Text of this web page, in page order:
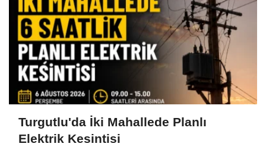
Turgutlu'da İki Mahallede Planlı
Elektrik Kesintisi